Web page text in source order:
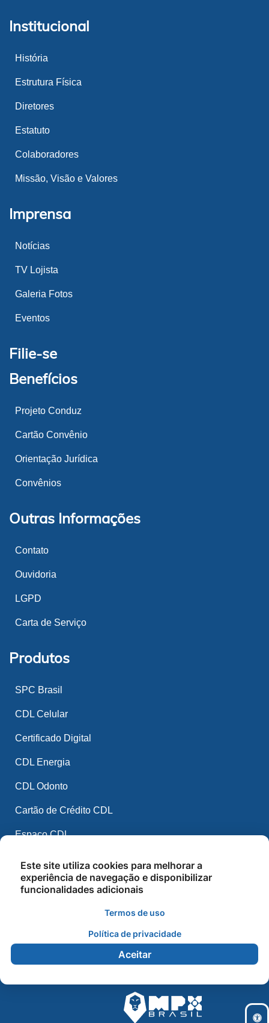
Institucional
História
Estrutura Física
Diretores
Estatuto
Colaboradores
Missão, Visão e Valores
Imprensa
Notícias
TV Lojista
Galeria Fotos
Eventos
Filie-se
Benefícios
Projeto Conduz
Cartão Convênio
Orientação Jurídica
Convênios
Outras Informações
Contato
Ouvidoria
LGPD
Carta de Serviço
Produtos
SPC Brasil
CDL Celular
Certificado Digital
CDL Energia
CDL Odonto
Cartão de Crédito CDL
Espaço CDL
CDL IA
Cursos e Palestras
Este site utiliza cookies para melhorar a
experiência de navegação e disponibilizar
funcionalidades adicionais
Termos de uso
Política de privacidade
Aceitar